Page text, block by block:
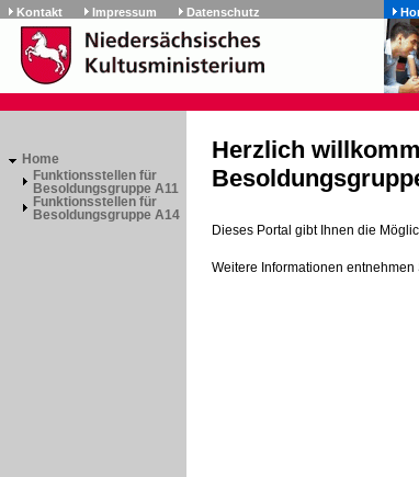
Kontakt Impressum Datenschutz
Herzlich
Dieses Portal gibt Ihnen die
Weitere Informationen
Home
Funktionsstellen für
Besoldungsgruppe A11
Funktionsstellen für
Besoldungsgruppe A14